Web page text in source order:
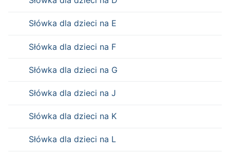
Słówka dla dzieci na E
Słówka dla dzieci na F
Słówka dla dzieci na G
Słówka dla dzieci na J
Słówka dla dzieci na K
Słówka dla dzieci na L